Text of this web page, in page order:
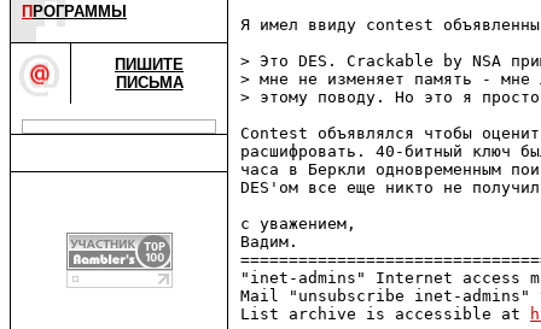
П РОГРАММЫ
ПИШИТЕ
ПИСЬМА
Я имел ввиду contest
> Это DES. Crackable by NSA
> мне не изменяет память - мне
> этому поводу. Но это я
Contest объявлялся чтобы
расшифровать. 40-битный ключ
часа в Беркли одновременным
DES'ом все еще никто не
с уважением,
Вадим.
"inet-admins" Internet access
Mail "unsubscribe inet-
List archive is accessible at